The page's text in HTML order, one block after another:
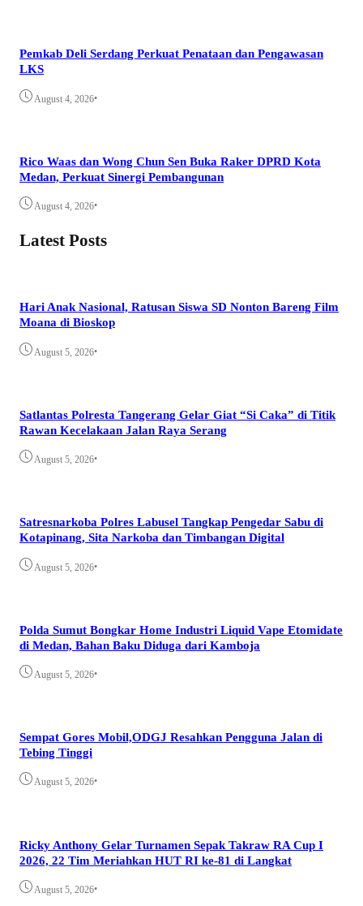
Pemkab Deli Serdang Perkuat Penataan dan Pengawasan
LKS
August 4, 2026•
Rico Waas dan Wong Chun Sen Buka Raker DPRD Kota
Medan, Perkuat Sinergi Pembangunan
August 4, 2026•
Latest Posts
Hari Anak Nasional, Ratusan Siswa SD Nonton Bareng Film
Moana di Bioskop
August 5, 2026•
Satlantas Polresta Tangerang Gelar Giat “Si Caka” di Titik
Rawan Kecelakaan Jalan Raya Serang
August 5, 2026•
Satresnarkoba Polres Labusel Tangkap Pengedar Sabu di
Kotapinang, Sita Narkoba dan Timbangan Digital
August 5, 2026•
Polda Sumut Bongkar Home Industri Liquid Vape Etomidate
di Medan, Bahan Baku Diduga dari Kamboja
August 5, 2026•
Sempat Gores Mobil,ODGJ Resahkan Pengguna Jalan di
Tebing Tinggi
August 5, 2026•
Ricky Anthony Gelar Turnamen Sepak Takraw RA Cup I
2026, 22 Tim Meriahkan HUT RI ke-81 di Langkat
August 5, 2026•